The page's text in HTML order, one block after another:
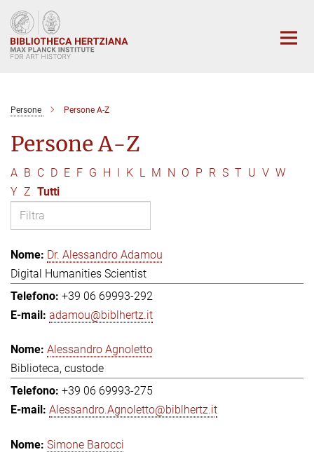
Main-
Content
Persone Persone A-Z
Persone A-Z
A B C D E F G H I K L M N O P R S T U V W
Y Z Tutti
Dr. Alessandro Adamou
Digital Humanities Scientist
+39 06 69993-292
adamou@biblhertz.it
Alessandro Agnoletto
Biblioteca, custode
+39 06 69993-275
Alessandro.Agnoletto@biblhertz.it
Simone Barocci